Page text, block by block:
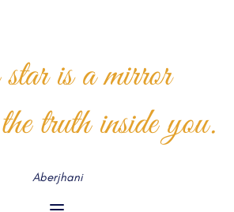
is a mirror
truth inside you.
Aberjhani